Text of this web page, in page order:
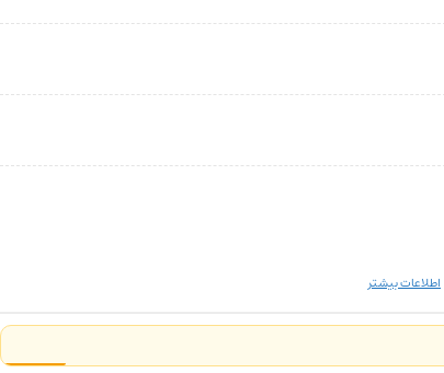
اطلاعات بیشتر